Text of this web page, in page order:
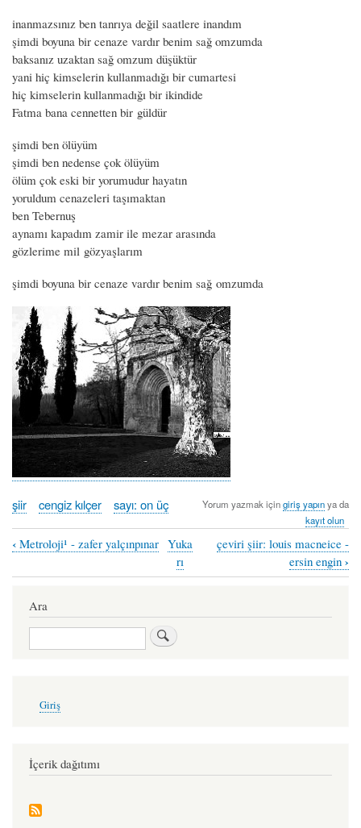
inanmazsınız ben tanrıya değil saatlere inandım
şimdi boyuna bir cenaze vardır benim sağ omzumda
baksanız uzaktan sağ omzum düşüktür
yani hiç kimselerin kullanmadığı bir cumartesi
hiç kimselerin kullanmadığı bir ikindide
Fatma bana cennetten bir güldür
şimdi ben ölüyüm
şimdi ben nedense çok ölüyüm
ölüm çok eski bir yorumudur hayatın
yoruldum cenazeleri taşımaktan
ben Tebernuş
aynamı kapadım zamir ile mezar arasında
gözlerime mil gözyaşlarım
şimdi boyuna bir cenaze vardır benim sağ omzumda
şiir cengiz kılçer sayı: on üç Yorum yazmak içingiriş yapınya da
kayıt olun
Book
traversal
links
for
temizlikçi
ilmühaber
cengiz
‹ Metroloji¹ - zafer yalçınpınar Yuka
rı
çeviri şiir: louis macneice -
ersin engin ›
Ara
Ara
account
Giriş
İçerik dağıtımı